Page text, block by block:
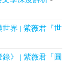
世界 | 紫薇君『世
》 | 紫薇君「圓